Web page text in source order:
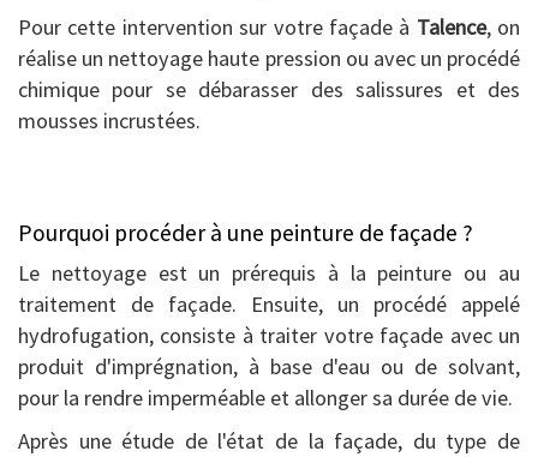
Pour cette intervention sur votre façade à Talence, on
réalise un nettoyage haute pression ou avec un procédé
chimique pour se débarasser des salissures et des
mousses incrustées.
Pourquoi procéder à une peinture de façade ?
Le nettoyage est un prérequis à la peinture ou au
traitement de façade. Ensuite, un procédé appelé
hydrofugation, consiste à traiter votre façade avec un
produit d'imprégnation, à base d'eau ou de solvant,
pour la rendre imperméable et allonger sa durée de vie.
Après une étude de l'état de la façade, du type de